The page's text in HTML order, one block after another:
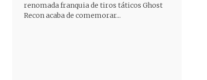
renomada franquia de tiros táticos Ghost
Recon acaba de comemorar...